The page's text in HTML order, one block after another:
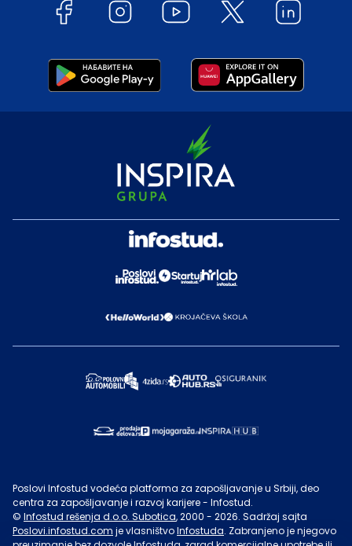
Poslovi Infostud vodeća platforma za zapošljavanje u Srbiji, deo
centra za zapošljavanje i razvoj karijere - Infostud.
© Infostud rešenja d.o.o. Subotica, 2000 - 2026. Sadržaj sajta
Poslovi.infostud.com je vlasništvoInfostuda. Zabranjeno je njegovo